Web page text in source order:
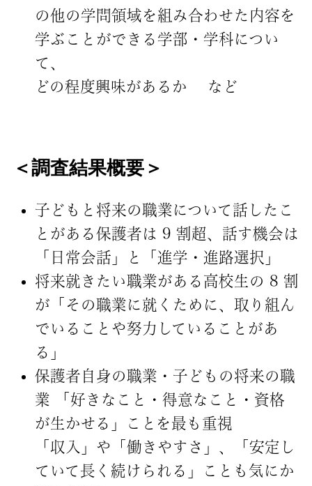
の他の学問領域を組み合わせた内容を
学ぶことができる学部・学科につい
て、
どの程度興味があるか など
＜調査結果概要＞
子どもと将来の職業について話したこ
とがある保護者は 9 割超、話す機会は
「日常会話」と「進学・進路選択」
将来就きたい職業がある高校生の 8 割
が「その職業に就くために、取り組ん
でいることや努力していることがあ
る」
保護者自身の職業・子どもの将来の職
業 「好きなこと・得意なこと・資格
が生かせる」ことを最も重視
「収入」や「働きやすさ」、「安定し
ていて長く続けられる」ことも気にか